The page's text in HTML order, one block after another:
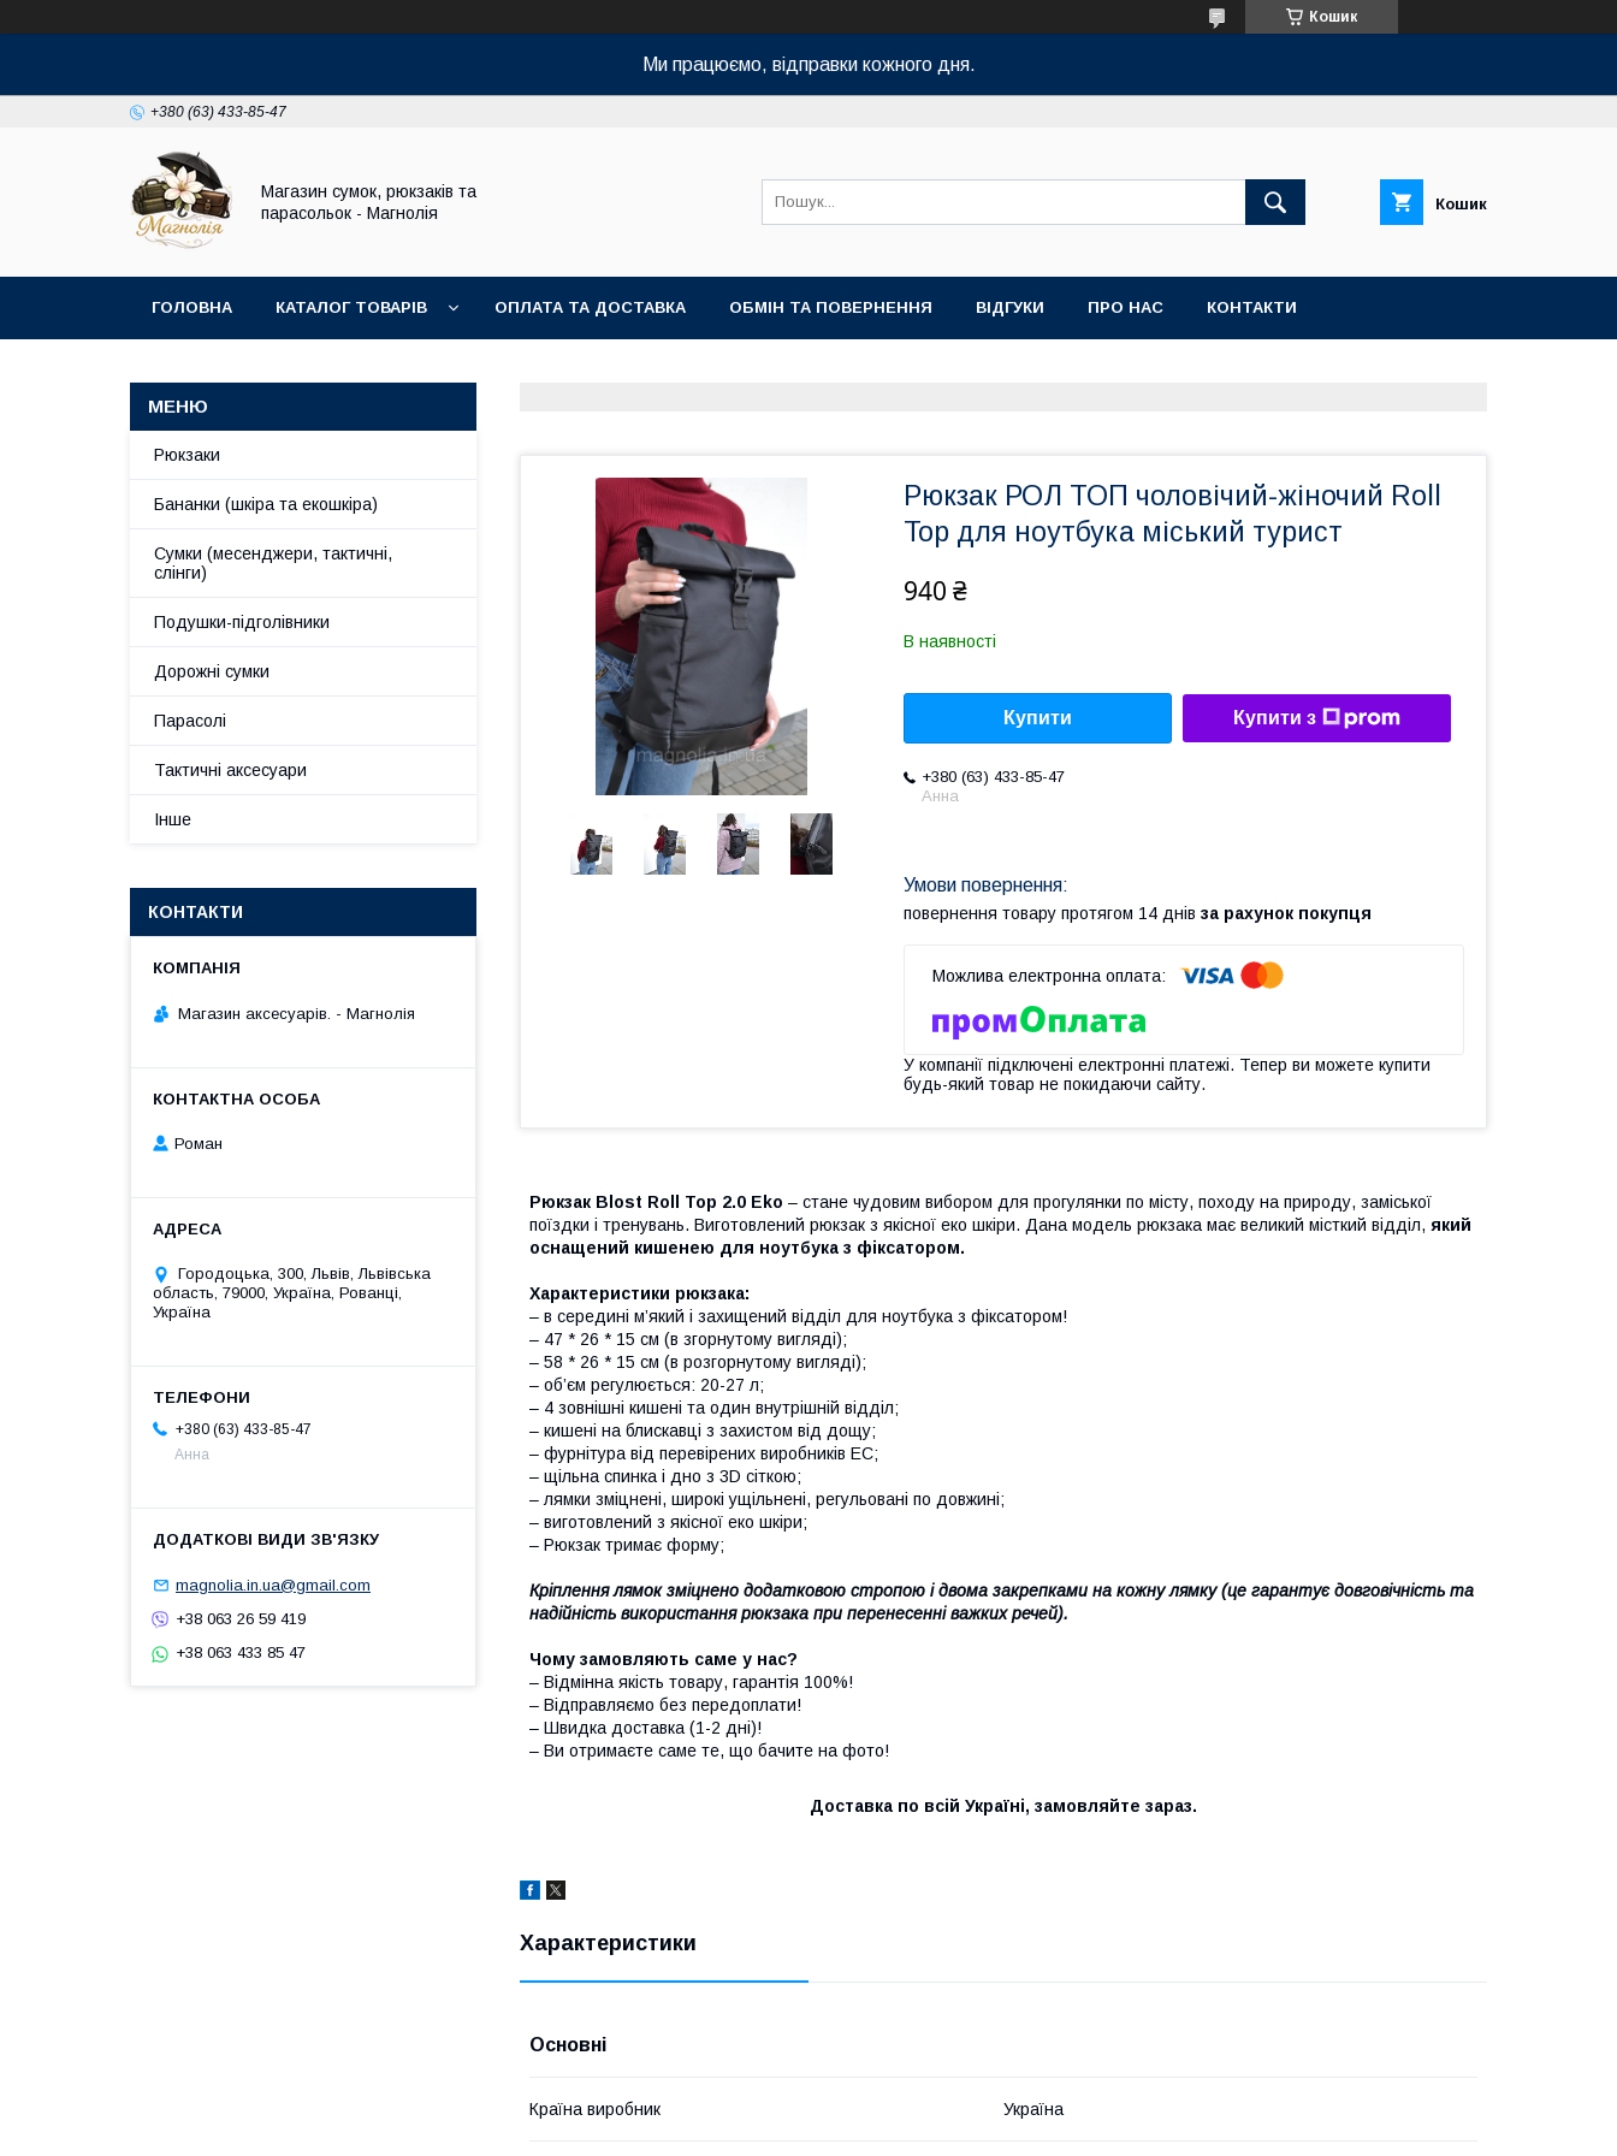
Кошик
Ми працюємо, відправки кожного дня.
+380 (63) 433-85-47
Магазин сумок, рюкзаків та
парасольок - Магнолія
Кошик
ГОЛОВНА КАТАЛОГ ТОВАРІВ ОПЛАТА ТА ДОСТАВКА ОБМІН ТА ПОВЕРНЕННЯ ВІДГУКИ ПРО НАС КОНТАКТИ
Рюкзак РОЛ ТОП чоловічий-жіночий Roll
Top для ноутбука міський турист
940 ₴
В наявності
Купити Купити з
+380 (63) 433-85-47
Анна
повернення товару протягом 14 днів за рахунок покупця
У компанії підключені електронні платежі. Тепер ви можете купити
будь-який товар не покидаючи сайту.
Рюкзак Blost Roll Top 2.0 Eko – стане чудовим вибором для прогулянки по місту, походу на природу, заміської
поїздки і тренувань. Виготовлений рюкзак з якісної еко шкіри. Дана модель рюкзака має великий місткий відділ, який
оснащений кишенею для ноутбука з фіксатором.
Характеристики рюкзака:
– в середині м’який і захищений відділ для ноутбука з фіксатором!
– 47 * 26 * 15 см (в згорнутому вигляді);
– 58 * 26 * 15 см (в розгорнутому вигляді);
– об’єм регулюється: 20-27 л;
– 4 зовнішні кишені та один внутрішній відділ;
– кишені на блискавці з захистом від дощу;
– фурнітура від перевірених виробників EC;
– щільна спинка і дно з 3D сіткою;
– лямки зміцнені, широкі ущільнені, регульовані по довжині;
– виготовлений з якісної еко шкіри;
– Рюкзак тримає форму;
Кріплення лямок зміцнено додатковою стропою і двома закрепками на кожну лямку (це гарантує довговічність та
надійність використання рюкзака при перенесенні важких речей).
Чому замовляють саме у нас?
– Відмінна якість товару, гарантія 100%!
– Відправляємо без передоплати!
– Швидка доставка (1-2 дні)!
– Ви отримаєте саме те, що бачите на фото!
Доставка по всій Україні, замовляйте зараз.
Характеристики
Основні
Країна виробник Україна
Рюкзаки
Бананки (шкіра та екошкіра)
Сумки (месенджери, тактичні,
слінги)
Подушки-підголівники
Дорожні сумки
Парасолі
Тактичні аксесуари
Інше
КОНТАКТИ
Магазин аксесуарів. - Магнолія
Роман
Городоцька, 300, Львів, Львівська
область, 79000, Україна, Рованці,
Україна
+380 (63) 433-85-47
Анна
magnolia.in.ua@gmail.com
+38 063 26 59 419
+38 063 433 85 47